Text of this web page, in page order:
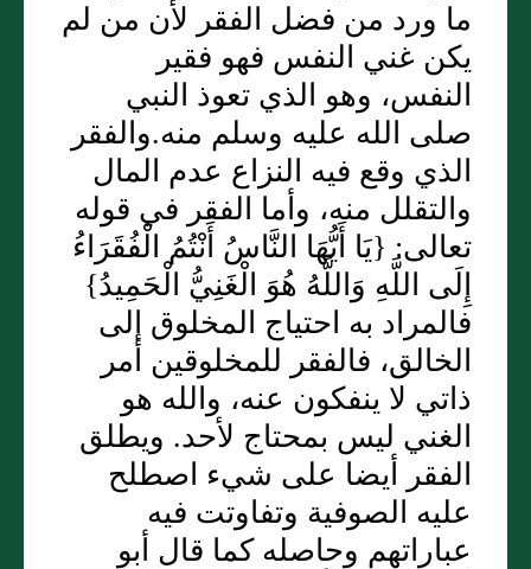
ما ورد من فضل الفقر لأن من لم
يكن غني النفس فهو فقير
النفس، وهو الذي تعوذ النبي
صلى الله عليه وسلم منه.والفقر
الذي وقع فيه النزاع عدم المال
والتقلل منه، وأما الفقر في قوله
تعالى: {يَا أَيُّهَا النَّاسُ أَنْتُمُ الْفُقَرَاءُ
إِلَى اللَّهِ وَاللَّهُ هُوَ الْغَنِيُّ الْحَمِيدُ}
فالمراد به احتياج المخلوق إلى
الخالق، فالفقر للمخلوقين أمر
ذاتي لا ينفكون عنه، والله هو
الغني ليس بمحتاج لأحد. ويطلق
الفقر أيضا على شيء اصطلح
عليه الصوفية وتفاوتت فيه
عباراتهم وحاصله كما قال أبو